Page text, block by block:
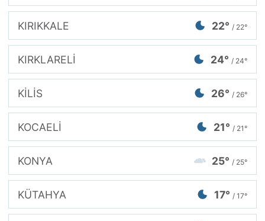
KIRIKKALE 22° / 22°
KIRKLARELİ 24° / 24°
KİLİS 26° / 26°
KOCAELİ 21° / 21°
KONYA 25° / 25°
KÜTAHYA 17° / 17°